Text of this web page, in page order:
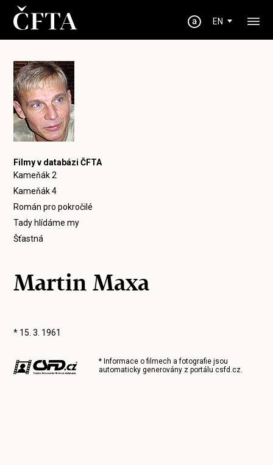
EN
Filmy v databázi ČFTA
Kameňák 2
Kameňák 4
Román pro pokročilé
Tady hlídáme my
Šťastná
Martin Maxa
* 15. 3. 1961
* Informace o filmech a fotografie jsou
automaticky generovány z portálucsfd.cz.